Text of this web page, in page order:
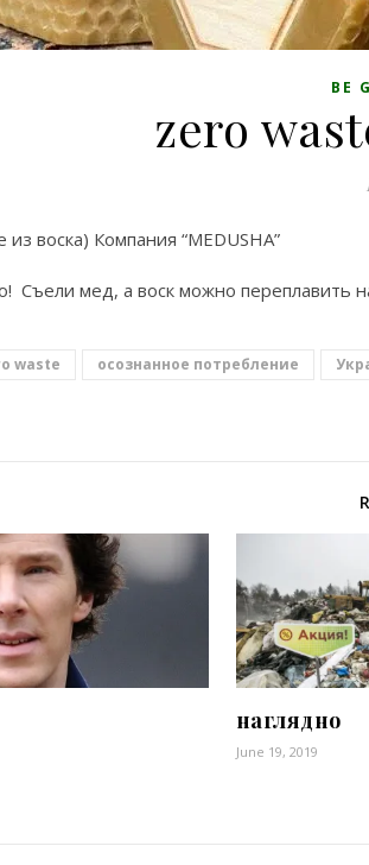
BE
zero
из воска) Компания “MEDUSHA”
Съели мед, а воск можно переплавить
waste осознанное потребление
наглядно
June 19, 2019